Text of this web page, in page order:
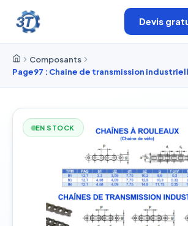
Devis
Composants
Page97 : Chaine de transmission
EN STOCK